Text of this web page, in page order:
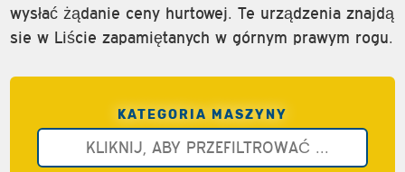
wysłać żądanie ceny hurtowej. Te urządzenia znajdą
sie w Liście zapamiętanych w górnym prawym rogu.
KATEGORIA MASZYNY